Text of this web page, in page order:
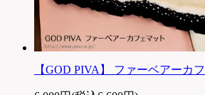
【GOD PIVA】 ファーベアーカ